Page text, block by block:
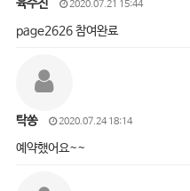
육수진 2020.07.21 15:44
page2626 참여완료
탁쏭 2020.07.24 18:14
예약했어요~~